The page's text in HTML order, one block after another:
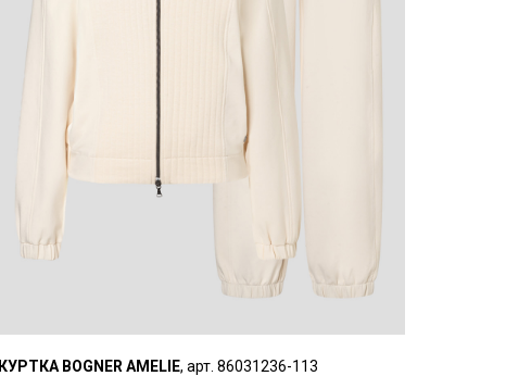
КУРТКА BOGNER AMELIE, арт. 86031236-113